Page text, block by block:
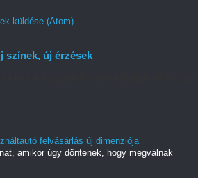
küldése (Atom)
színek, új érzések
felvásárlás új dimenziója
amikor úgy döntenek, hogy megválnak